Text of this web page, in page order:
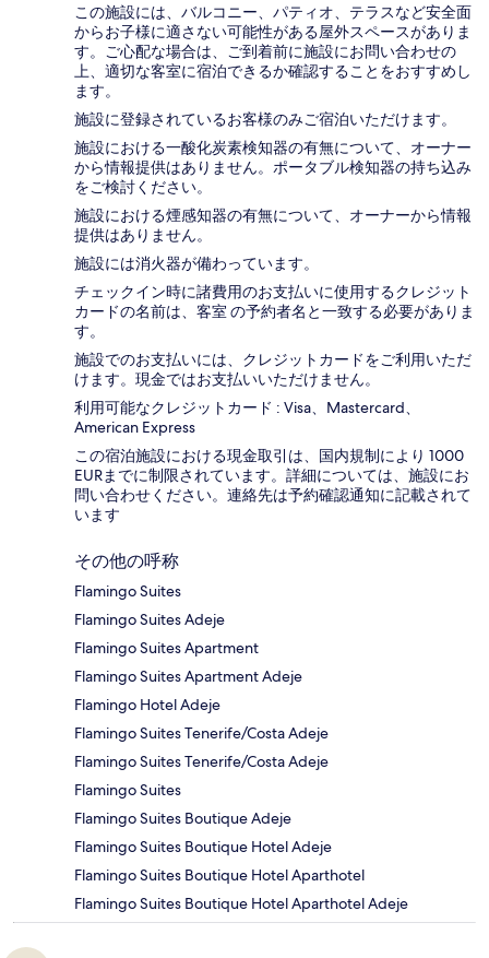
この施設には、バルコニー、パティオ、テラスなど安全面
からお子様に適さない可能性がある屋外スペースがありま
す。ご心配な場合は、ご到着前に施設にお問い合わせの
上、適切な客室に宿泊できるか確認することをおすすめし
ます。
施設に登録されているお客様のみご宿泊いただけます。
施設における一酸化炭素検知器の有無について、オーナー
から情報提供はありません。ポータブル検知器の持ち込み
をご検討ください。
施設における煙感知器の有無について、オーナーから情報
提供はありません。
施設には消火器が備わっています。
チェックイン時に諸費用のお支払いに使用するクレジット
カードの名前は、客室 の予約者名と一致する必要がありま
す。
施設でのお支払いには、クレジットカードをご利用いただ
けます。現金ではお支払いいただけません。
利用可能なクレジットカード : Visa、Mastercard、
American Express
この宿泊施設における現金取引は、国内規制により 1000
EURまでに制限されています。詳細については、施設にお
問い合わせください。連絡先は予約確認通知に記載されて
います
その他の呼称
Flamingo Suites
Flamingo Suites Adeje
Flamingo Suites Apartment
Flamingo Suites Apartment Adeje
Flamingo Hotel Adeje
Flamingo Suites Tenerife/Costa Adeje
Flamingo Suites Tenerife/Costa Adeje
Flamingo Suites
Flamingo Suites Boutique Adeje
Flamingo Suites Boutique Hotel Adeje
Flamingo Suites Boutique Hotel Aparthotel
Flamingo Suites Boutique Hotel Aparthotel Adeje